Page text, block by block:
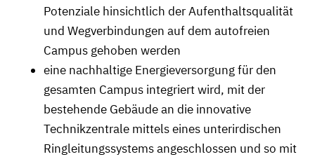
Potenziale hinsichtlich der Aufenthaltsqualität
und Wegverbindungen auf dem autofreien
Campus gehoben werden
eine nachhaltige Energieversorgung für den
gesamten Campus integriert wird, mit der
bestehende Gebäude an die innovative
Technikzentrale mittels eines unterirdischen
Ringleitungssystems angeschlossen und so mit